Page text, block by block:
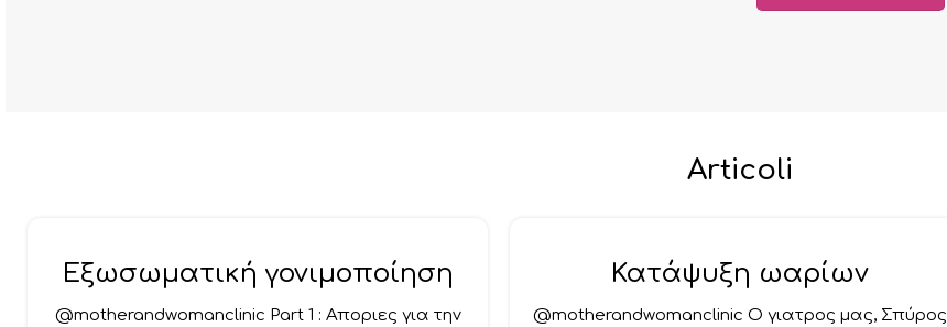
Articoli
Εξωσωματική γονιμοποίηση
@motherandwomanclinic Part 1 : Αποριες για την
Κατάψυξη ωαρίων
@motherandwomanclinic Ο γιατρος μας, Σπύρος